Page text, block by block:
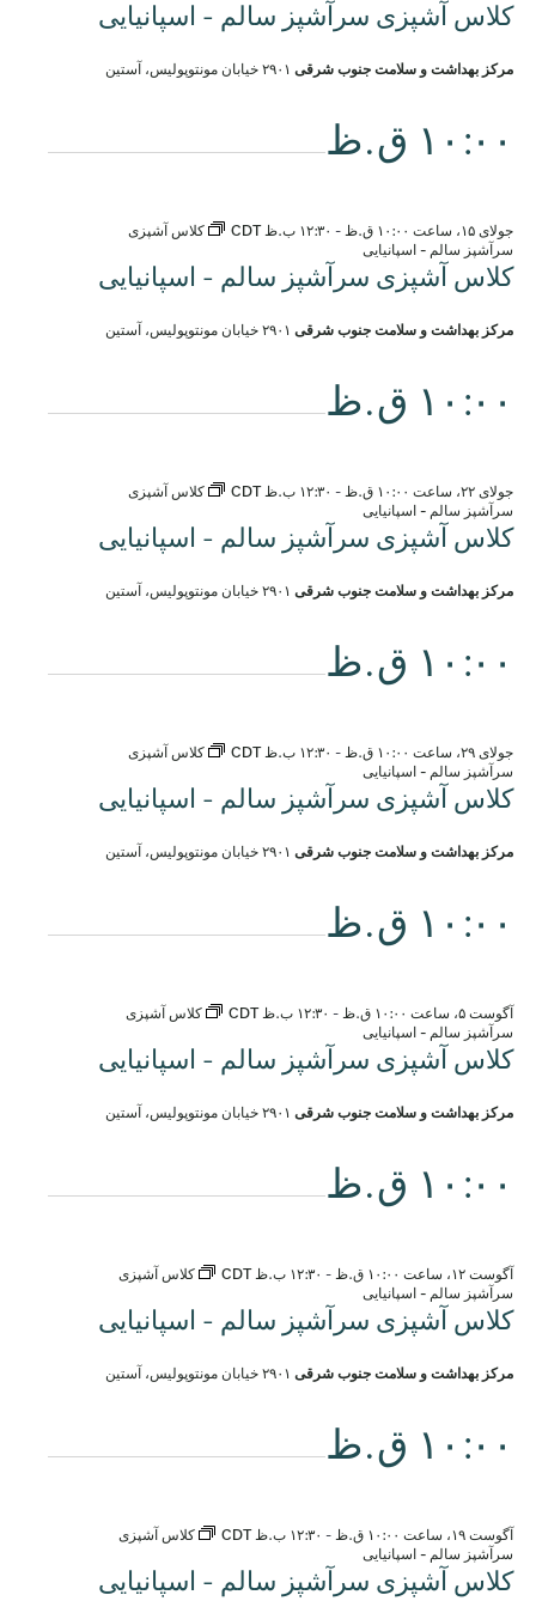
کلاس آشپزی سرآشپز سالم - اسپانیایی
مرکز بهداشت و سلامت جنوب شرقی ۲۹۰۱ خیابان مونتوپولیس، آستین
۱۰:۰۰ ق.ظ
کلاس آشپزی سرآشپز سالم - اسپانیایی
جولای ۱۵، ساعت ۱۰:۰۰ ق.ظ - ۱۲:۳۰ ب.ظ CDT
کلاس آشپزی
سرآشپز سالم - اسپانیایی
مرکز بهداشت و سلامت جنوب شرقی ۲۹۰۱ خیابان مونتوپولیس، آستین
۱۰:۰۰ ق.ظ
کلاس آشپزی سرآشپز سالم - اسپانیایی
جولای ۲۲، ساعت ۱۰:۰۰ ق.ظ - ۱۲:۳۰ ب.ظ CDT
کلاس آشپزی
سرآشپز سالم - اسپانیایی
مرکز بهداشت و سلامت جنوب شرقی ۲۹۰۱ خیابان مونتوپولیس، آستین
۱۰:۰۰ ق.ظ
کلاس آشپزی سرآشپز سالم - اسپانیایی
جولای ۲۹، ساعت ۱۰:۰۰ ق.ظ - ۱۲:۳۰ ب.ظ CDT
کلاس آشپزی
سرآشپز سالم - اسپانیایی
مرکز بهداشت و سلامت جنوب شرقی ۲۹۰۱ خیابان مونتوپولیس، آستین
۱۰:۰۰ ق.ظ
کلاس آشپزی سرآشپز سالم - اسپانیایی
آگوست ۵، ساعت ۱۰:۰۰ ق.ظ - ۱۲:۳۰ ب.ظ CDT
کلاس آشپزی
سرآشپز سالم - اسپانیایی
مرکز بهداشت و سلامت جنوب شرقی ۲۹۰۱ خیابان مونتوپولیس، آستین
۱۰:۰۰ ق.ظ
کلاس آشپزی سرآشپز سالم - اسپانیایی
آگوست ۱۲، ساعت ۱۰:۰۰ ق.ظ - ۱۲:۳۰ ب.ظ CDT
کلاس آشپزی
سرآشپز سالم - اسپانیایی
مرکز بهداشت و سلامت جنوب شرقی ۲۹۰۱ خیابان مونتوپولیس، آستین
۱۰:۰۰ ق.ظ
کلاس آشپزی سرآشپز سالم - اسپانیایی
آگوست ۱۹، ساعت ۱۰:۰۰ ق.ظ - ۱۲:۳۰ ب.ظ CDT
کلاس آشپزی
سرآشپز سالم - اسپانیایی